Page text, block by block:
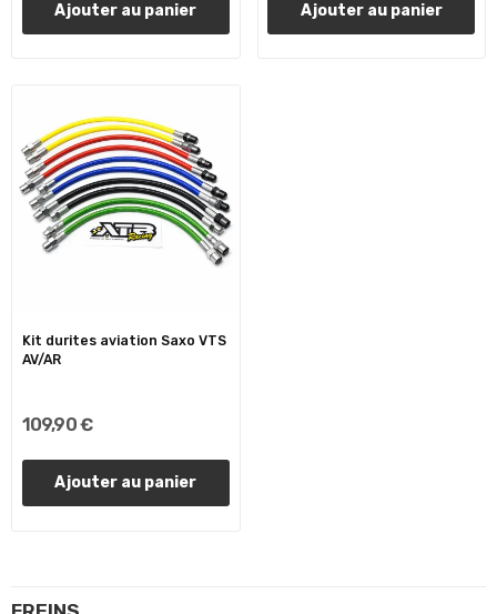
Ajouter au panier Ajouter au panier
Kit durites aviation Saxo VTS
AV/AR
109,90 €
Ajouter au panier